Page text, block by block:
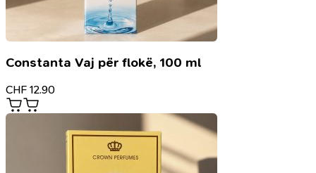
Constanta Vaj për flokë, 100 ml
CHF 12.90